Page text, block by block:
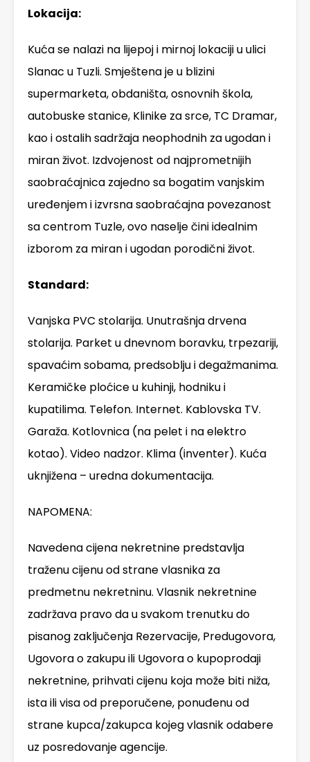
Lokacija:
Kuća se nalazi na lijepoj i mirnoj lokaciji u ulici
Slanac u Tuzli. Smještena je u blizini
supermarketa, obdaništa, osnovnih škola,
autobuske stanice, Klinike za srce, TC Dramar,
kao i ostalih sadržaja neophodnih za ugodan i
miran život. Izdvojenost od najprometnijih
saobraćajnica zajedno sa bogatim vanjskim
uređenjem i izvrsna saobraćajna povezanost
sa centrom Tuzle, ovo naselje čini idealnim
izborom za miran i ugodan porodični život.
Standard:
Vanjska PVC stolarija. Unutrašnja drvena
stolarija. Parket u dnevnom boravku, trpezariji,
spavaćim sobama, predsoblju i degažmanima.
Keramičke ploćice u kuhinji, hodniku i
kupatilima. Telefon. Internet. Kablovska TV.
Garaža. Kotlovnica (na pelet i na elektro
kotao). Video nadzor. Klima (inventer). Kuća
uknjižena – uredna dokumentacija.
NAPOMENA:
Navedena cijena nekretnine predstavlja
traženu cijenu od strane vlasnika za
predmetnu nekretninu. Vlasnik nekretnine
zadržava pravo da u svakom trenutku do
pisanog zaključenja Rezervacije, Predugovora,
Ugovora o zakupu ili Ugovora o kupoprodaji
nekretnine, prihvati cijenu koja može biti niža,
ista ili visa od preporučene, ponuđenu od
strane kupca/zakupca kojeg vlasnik odabere
uz posredovanje agencije.